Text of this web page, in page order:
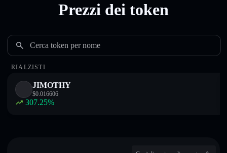
Prezzi dei token
Cerca token per nome
RIALZISTI
JIMOTHY
$0.016606
307.25%